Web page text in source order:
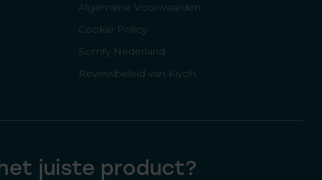
Algemene Voorwaarden
Cookie Policy
Somfy Nederland
Reviewbeleid van Kiyoh
juiste product?